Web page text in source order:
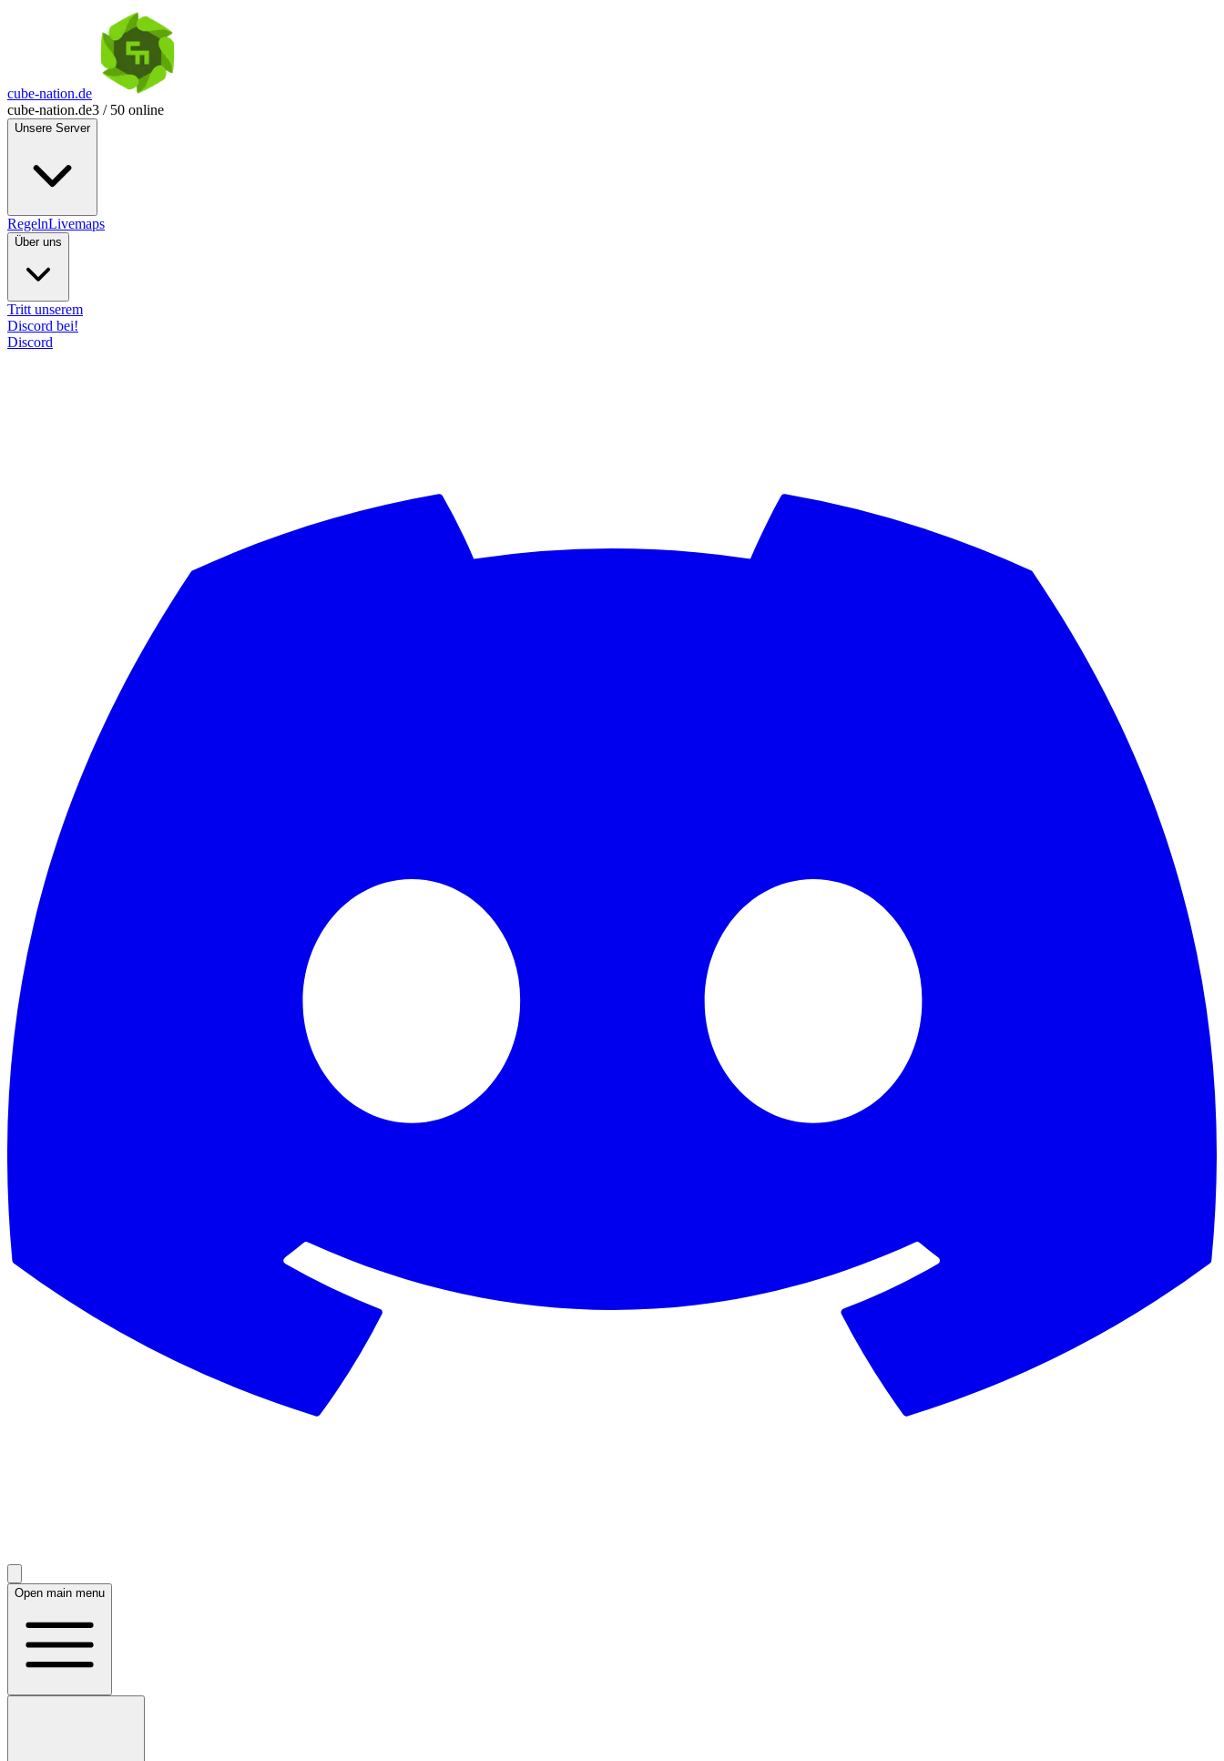
cube-nation.de
cube-nation.de3 / 50 online
Unsere Server
RegelnLivemaps
Über uns
Tritt unserem
Discord bei!
Discord
Open main menu